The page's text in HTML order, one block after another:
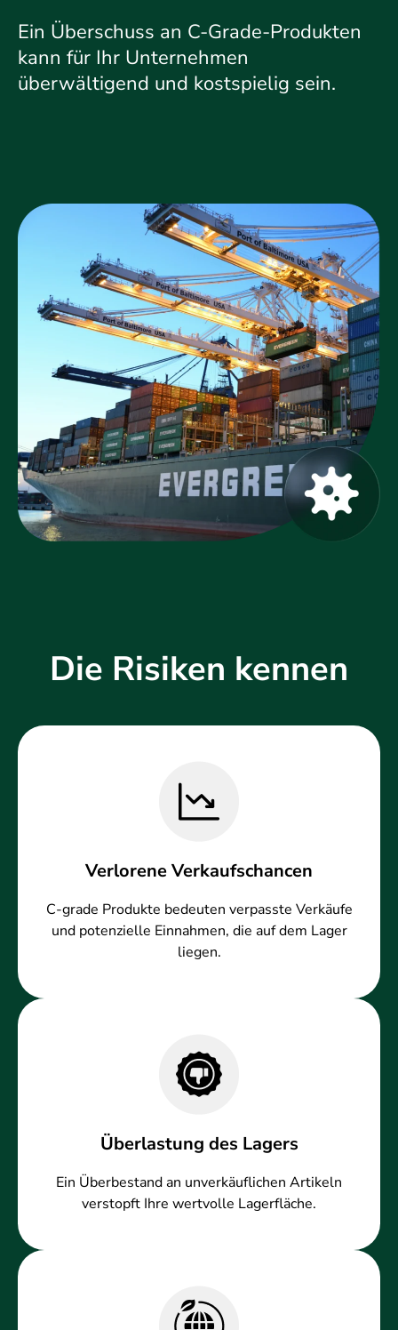
Ein Überschuss an C-Grade-Produkten
kann für Ihr Unternehmen
überwältigend und kostspielig sein.
Die Risiken kennen
Verlorene Verkaufschancen
C-grade Produkte bedeuten verpasste Verkäufe
und potenzielle Einnahmen, die auf dem Lager
liegen.
Überlastung des Lagers
Ein Überbestand an unverkäuflichen Artikeln
verstopft Ihre wertvolle Lagerfläche.